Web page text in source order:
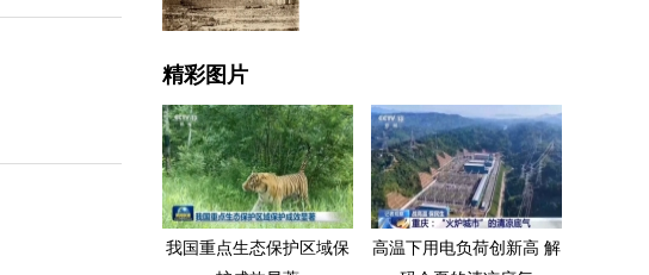
精彩图片
我国重点生态保护区域保
高温下用电负荷创新高 解